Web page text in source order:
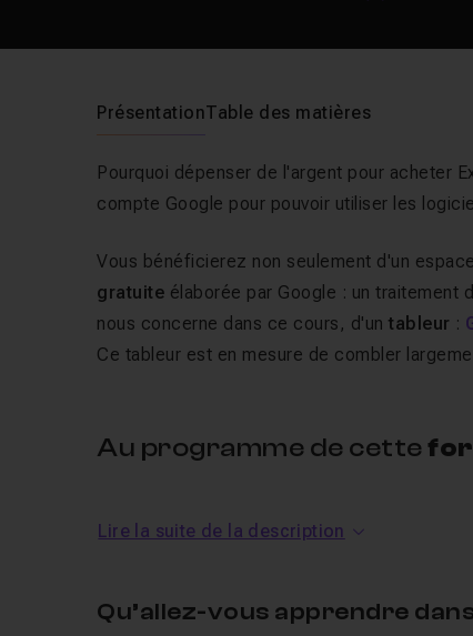
PrésentationTable des matières
Pourquoi dépenser de l'argent pour acheter
compte Google pour pouvoir utiliser les
Vous bénéficierez non seulement d'un
gratuite élaborée par Google : un
nous concerne dans ce cours, d'untableur :
Ce tableur est en mesure de combler
Au programme de cette
la création de graphiques,
Lire la suite de la description
Qu’allez-vous apprendre